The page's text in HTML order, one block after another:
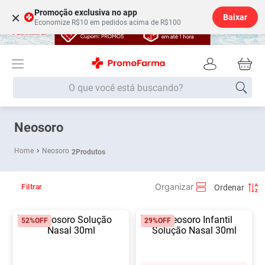
× Promoção exclusiva no app
Economize R$10 em pedidos acima de R$100
Baixar
O que você está buscando?
Neosoro
Neosoro 2Produtos
Filtrar
52%OFF 29%OFF
Termos mais buscados
1 º Fralda
3º
5º Fralda G